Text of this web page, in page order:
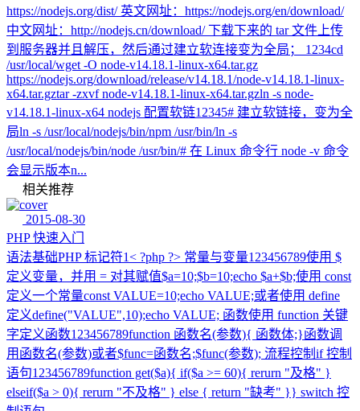
https://nodejs.org/dist/ 英文网址：https://nodejs.org/en/download/
中文网址：http://nodejs.cn/download/ 下载下来的 tar 文件上传
到服务器并且解压，然后通过建立软连接变为全局； 1234cd
/usr/local/wget -O node-v14.18.1-linux-x64.tar.gz
https://nodejs.org/download/release/v14.18.1/node-v14.18.1-linux-
x64.tar.gztar -zxvf node-v14.18.1-linux-x64.tar.gzln -s node-
v14.18.1-linux-x64 nodejs 配置软链12345# 建立软链接，变为全
局ln -s /usr/local/nodejs/bin/npm /usr/bin/ln -s
/usr/local/nodejs/bin/node /usr/bin/# 在 Linux 命令行 node -v 命令
会显示版本n...
相关推荐
2015-08-30
PHP 快速入门
语法基础PHP 标记符1< ?php ?> 常量与变量123456789使用 $
定义变量，并用 = 对其赋值$a=10;$b=10;echo $a+$b;使用 const
定义一个常量const VALUE=10;echo VALUE;或者使用 define
定义define("VALUE",10);echo VALUE; 函数使用 function 关键
字定义函数123456789function 函数名(参数){ 函数体;}函数调
用函数名(参数)或者$func=函数名;$func(参数); 流程控制if 控制
语句123456789function get($a){ if($a >= 60){ rerurn "及格" }
elseif($a > 0){ rerurn "不及格" } else { return "缺考" }} switch 控